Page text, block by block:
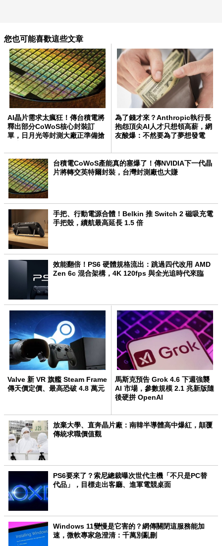
您也可能喜歡這些文章
AI晶片需求太瘋狂！傳台積電將
釋出部分CoWoS核心封裝訂
單，日月光等封測大廠正準備搶
為了錢才來？Anthropic執行長
抱怨頂尖AI人才只想領高薪，網
友酸爆：不然要為了夢想發電
台積電CoWoS產能真的塞爆了！傳NVIDIA下一代晶
片將轉交英特爾封裝，台灣封測廠也大賺
手把、行動電源合體！Belkin 推 Switch 2 磁吸充電
手把殼，續航最高延長 1.5 倍
效能翻倍！PS6 硬體規格流出：跳過四代改用 AMD
Zen 6c 混合架構，4K 120fps 與全光追時代來臨
Valve 新 VR 旗艦 Steam Frame
傳天價定價、最高恐破 4.8 萬元
馬斯克預告 Grok 4.6 下週強襲
AI 市場，參數規模 2.1 兆新版隨
後硬拼 OpenAI
放棄大學、直奔晶片廠：南韓半導體高中爆紅，顛覆
傳統求職價值觀
PS6要來了？索尼總裁曝次世代主機「不只是PC替
代品」，目標走出客廳、進軍電競桌面
Windows 11變慢是它害的？網傳關閉這服務能加
速，微軟專家急澄清：千萬別亂刪